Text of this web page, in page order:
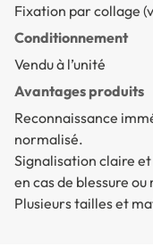
Fixation par collage
Conditionnement
Vendu à l’unité
Avantages produits
Reconnaissance
normalisé.
Signalisation claire
en cas de blessure ou
Plusieurs tailles et